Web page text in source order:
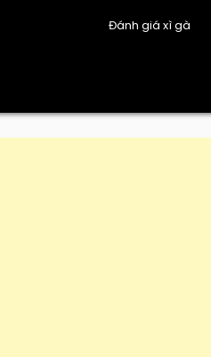
Đánh giá xì gà